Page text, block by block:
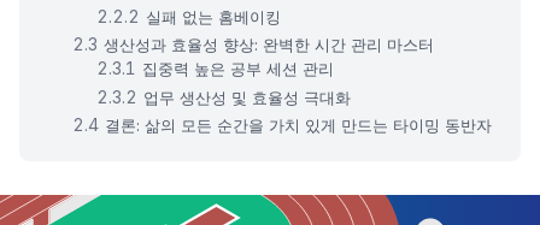
실패 없는 홈베이킹
생산성과 효율성 향상: 완벽한 시간 관리 마스터
집중력 높은 공부 세션 관리
업무 생산성 및 효율성 극대화
결론: 삶의 모든 순간을 가치 있게 만드는 타이밍 동반자